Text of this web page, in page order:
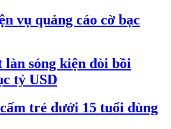
vụ quảng cáo cờ bạc
làn sóng kiện đòi bồi
tỷ USD
trẻ dưới 15 tuổi dùng